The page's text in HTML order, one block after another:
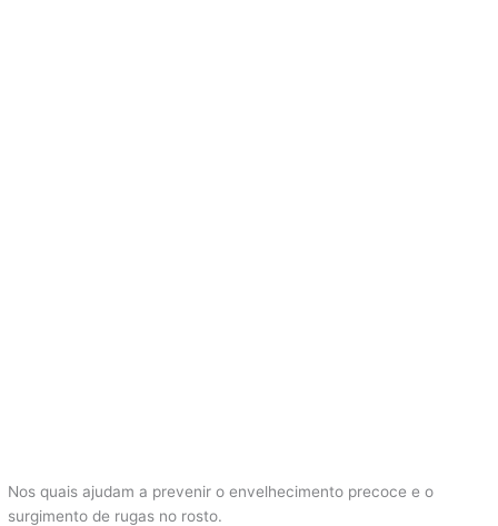
Nos quais ajudam a prevenir o envelhecimento precoce e o
surgimento de rugas no rosto.